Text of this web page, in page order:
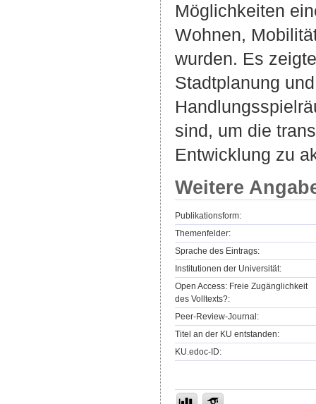
Möglichkeiten
Wohnen,
wurden. Es
Stadtplanung
sind, um die
Entwicklung zu
Weitere
Publikationsform:
Themenfelder:
Sprache des Eintrags:
Institutionen der Universität:
Open Access: Freie Zugänglichkeit
des Volltexts?:
Peer-Review-Journal:
Titel an der KU entstanden:
KU.edoc-ID: